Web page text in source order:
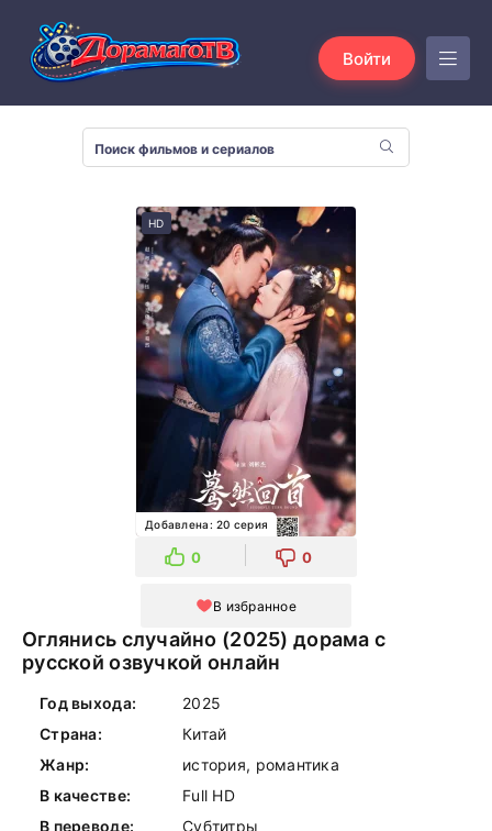
Войти
HD
Добавлена: 20 серия
0 0
В избранное
Оглянись случайно (2025) дорама с
русской озвучкой онлайн
Год выхода:
2025
Страна:
Китай
Жанр:
история, романтика
В качестве:
Full HD
В переводе:
Субтитры